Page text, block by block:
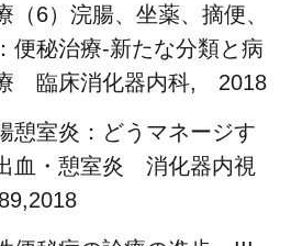
6）浣腸、坐薬、摘便、
便秘治療-新たな分類と病
臨床消化器内科, 2018
室炎：どうマネージす
血・憩室炎 消化器内視